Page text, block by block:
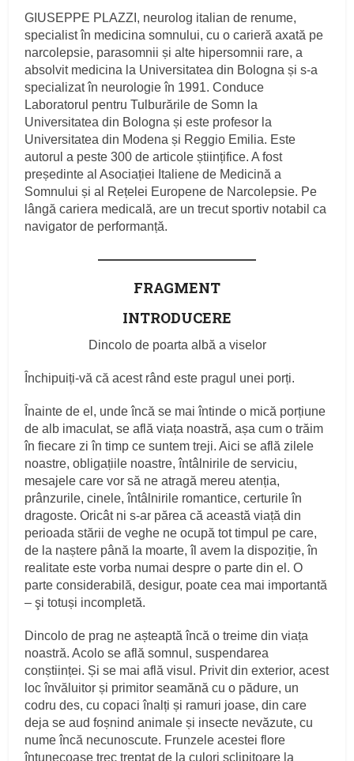
GIUSEPPE PLAZZI, neurolog italian de renume,
specialist în medicina somnului, cu o carieră axată pe
narcolepsie, parasomnii și alte hipersomnii rare, a
absolvit medicina la Universitatea din Bologna și s‑a
specializat în neurologie în 1991. Conduce
Laboratorul pentru Tulburările de Somn la
Universitatea din Bologna și este profesor la
Universitatea din Modena și Reggio Emilia. Este
autorul a peste 300 de articole științifice. A fost
președinte al Asociației Italiene de Medicină a
Somnului și al Rețelei Europene de Narcolepsie. Pe
lângă cariera medicală, are un trecut sportiv notabil ca
navigator de performanță.
FRAGMENT
INTRODUCERE
Dincolo de poarta albă a viselor
Închipuiți‑vă că acest rând este pragul unei porți.
Înainte de el, unde încă se mai întinde o mică porțiune
de alb imaculat, se află viața noastră, așa cum o trăim
în fiecare zi în timp ce suntem treji. Aici se află zilele
noastre, obligațiile noastre, întâlnirile de serviciu,
mesajele care vor să ne atragă mereu atenția,
prânzurile, cinele, întâlnirile romantice, certurile în
dragoste. Oricât ni s‑ar părea că această viață din
perioada stării de veghe ne ocupă tot timpul pe care,
de la naștere până la moarte, îl avem la dispoziție, în
realitate este vorba numai despre o parte din el. O
parte considerabilă, desigur, poate cea mai importantă
– şi totuși incompletă.
Dincolo de prag ne așteaptă încă o treime din viața
noastră. Acolo se află somnul, suspendarea
conștiinței. Și se mai află visul. Privit din exterior, acest
loc învăluitor și primitor seamănă cu o pădure, un
codru des, cu copaci înalți și ramuri joase, din care
deja se aud foșnind animale și insecte nevăzute, cu
nume încă necunoscute. Frunzele acestei flore
întunecoase trec treptat de la culori sclipitoare la